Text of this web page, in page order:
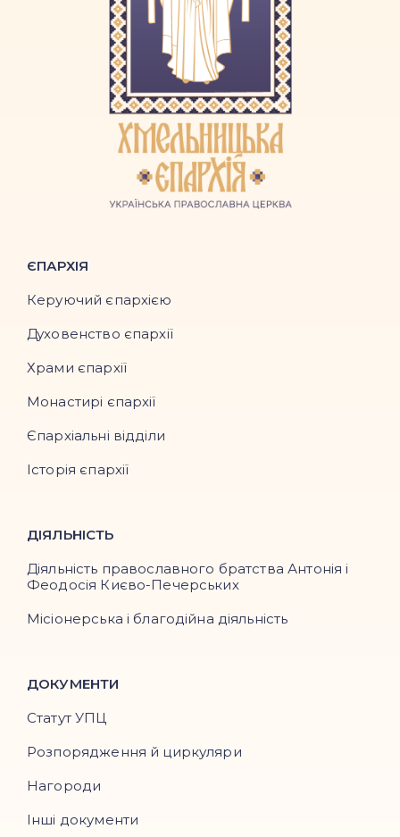
ЄПАРХІЯ
Керуючий єпархією
Духовенство єпархії
Храми єпархії
Монастирі єпархії
Єпархіальні відділи
Історія єпархії
ДІЯЛЬНІСТЬ
Діяльність православного братства Антонія і
Феодосія Києво-Печерських
Місіонерська і благодійна діяльність
ДОКУМЕНТИ
Статут УПЦ
Розпорядження й циркуляри
Нагороди
Інші документи